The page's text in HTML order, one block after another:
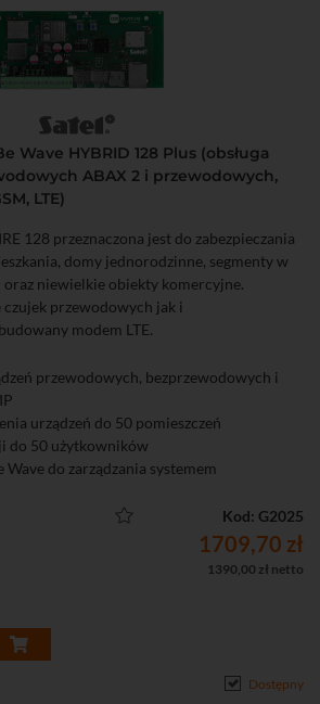
Wave HYBRID 128 Plus (obsługa
ABAX 2 i przewodowych,
LTE)
128 przeznaczona jest do zabezpieczania
domy jednorodzinne, segmenty w
oraz niewielkie obiekty komercyjne.
przewodowych jak i
modem LTE.
przewodowych, bezprzewodowych i
urządzeń do 50 pomieszczeń
do 50 użytkowników
do zarządzania systemem
Kod: G2025
1709,70 zł
1390,00 zł netto
Dostępny